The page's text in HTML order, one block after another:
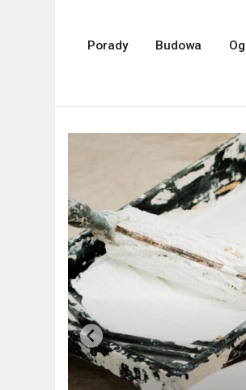
Porady Budowa